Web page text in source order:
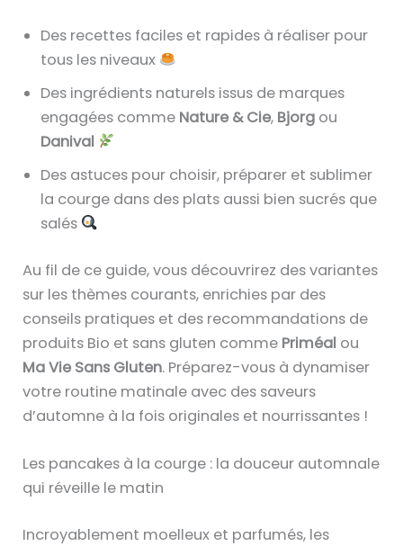
Des recettes faciles et rapides à réaliser pour
tous les niveaux
Des ingrédients naturels issus de marques
engagées comme Nature & Cie, Bjorg ou
Danival
Des astuces pour choisir, préparer et sublimer
la courge dans des plats aussi bien sucrés que
salés
Au fil de ce guide, vous découvrirez des variantes
sur les thèmes courants, enrichies par des
conseils pratiques et des recommandations de
produits Bio et sans gluten comme Priméal ou
Ma Vie Sans Gluten. Préparez-vous à dynamiser
votre routine matinale avec des saveurs
d’automne à la fois originales et nourrissantes !
Les pancakes à la courge : la douceur automnale
qui réveille le matin
Incroyablement moelleux et parfumés, les